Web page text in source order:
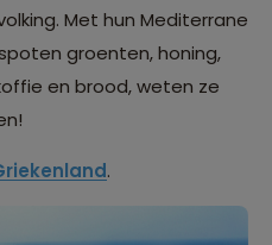
Met hun Mediterrane
groenten, honing,
en brood, weten ze
.